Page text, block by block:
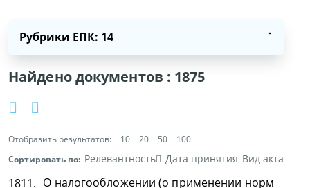
Рубрики ЕПК: 14
Найдено документов : 1875
Отобразить результатов: 10 20 50
100
Сортировать по: Релевантность Дата принятия Вид акта
1811. О налогообложении (о применении норм